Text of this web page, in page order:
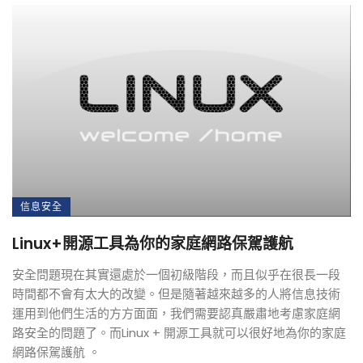
信息安全
Linux+開源工具為你的家庭網路保駕護航
安全問題現在其實還處於一個初級階段，而且似乎在很長一段
時間都不會有太大的改變。但是隨著越來越多的人將信息技術
運用到他們生活的方方面面，我們需要認真嚴肅地考慮家庭網
路安全的問題了。而Linux + 開源工具就可以很好地為你的家庭
網路保駕護航 。